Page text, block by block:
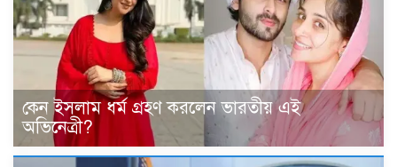
কেন ইসলাম ধর্ম গ্রহণ করলেন ভারতীয় এই
অভিনেত্রী?